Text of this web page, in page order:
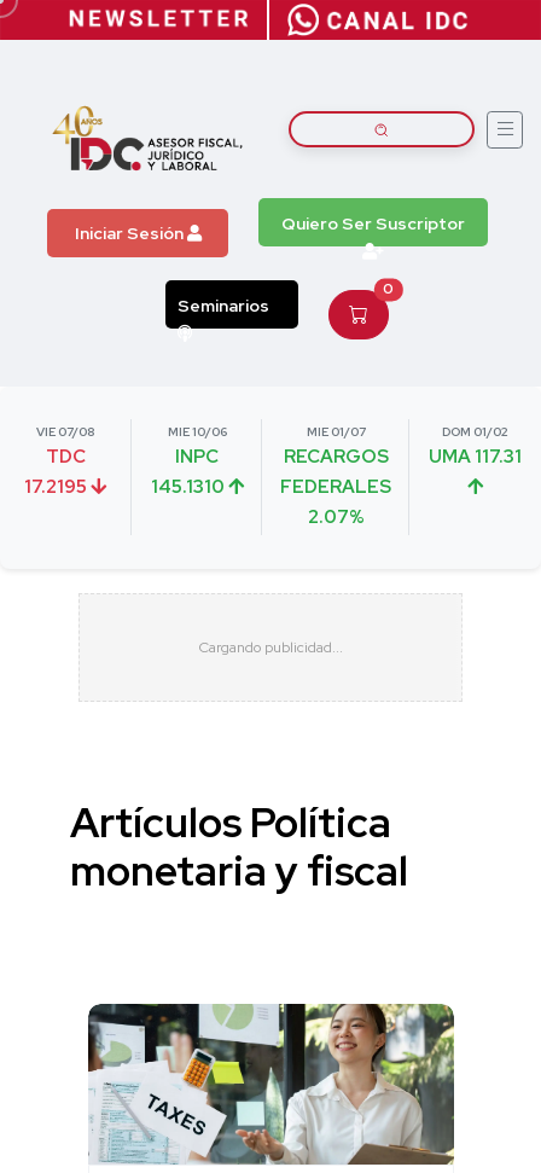
Iniciar Sesión Quiero Ser Suscriptor
Seminarios
0
VIE 07/08
TDC
17.2195
MIE 10/06
INPC
145.1310
MIE 01/07
RECARGOS
FEDERALES
2.07%
DOM 01/02
UMA 117.31
Artículos Política
monetaria y fiscal